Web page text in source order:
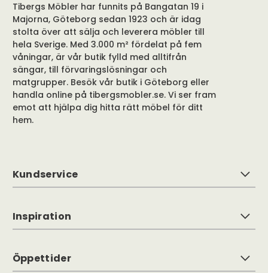
Tibergs Möbler har funnits på Bangatan 19 i
Majorna, Göteborg sedan 1923 och är idag
stolta över att sälja och leverera möbler till
hela Sverige. Med 3.000 m² fördelat på fem
våningar, är vår butik fylld med alltifrån
sängar, till förvaringslösningar och
matgrupper. Besök vår butik i Göteborg eller
handla online på tibergsmobler.se. Vi ser fram
emot att hjälpa dig hitta rätt möbel för ditt
hem.
Kundservice
Inspiration
Öppettider